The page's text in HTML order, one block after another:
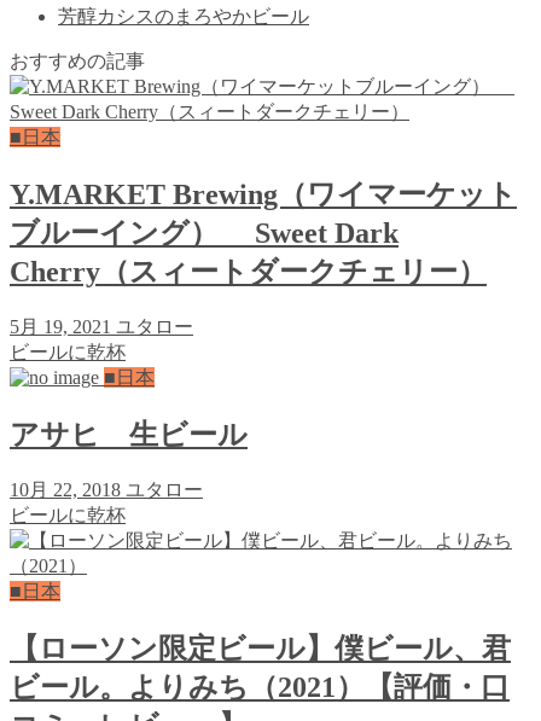
芳醇カシスのまろやかビール
おすすめの記事
■日本
Y.MARKET Brewing（ワイマーケット
ブルーイング） Sweet Dark
Cherry（スィートダークチェリー）
5月 19, 2021 ユタロー
ビールに乾杯
■日本
アサヒ 生ビール
10月 22, 2018 ユタロー
ビールに乾杯
■日本
【ローソン限定ビール】僕ビール、君
ビール。よりみち（2021）【評価・口